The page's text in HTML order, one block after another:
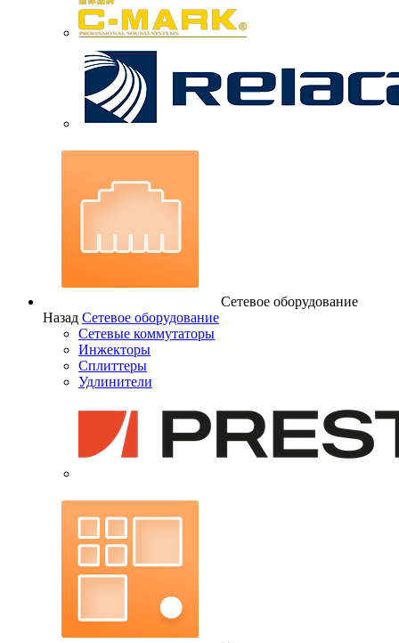
Сетевое оборудование
Назад Сетевое оборудование
Сетевые коммутаторы
Инжекторы
Сплиттеры
Удлинители